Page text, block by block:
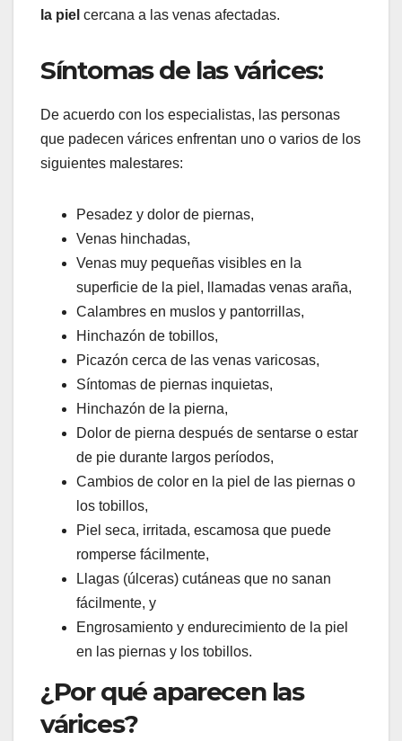
la piel cercana a las venas afectadas.
Síntomas de las várices:
De acuerdo con los especialistas, las personas
que padecen várices enfrentan uno o varios de los
siguientes malestares:
Pesadez y dolor de piernas,
Venas hinchadas,
Venas muy pequeñas visibles en la
superficie de la piel, llamadas venas araña,
Calambres en muslos y pantorrillas,
Hinchazón de tobillos,
Picazón cerca de las venas varicosas,
Síntomas de piernas inquietas,
Hinchazón de la pierna,
Dolor de pierna después de sentarse o estar
de pie durante largos períodos,
Cambios de color en la piel de las piernas o
los tobillos,
Piel seca, irritada, escamosa que puede
romperse fácilmente,
Llagas (úlceras) cutáneas que no sanan
fácilmente, y
Engrosamiento y endurecimiento de la piel
en las piernas y los tobillos.
¿Por qué aparecen las
várices?